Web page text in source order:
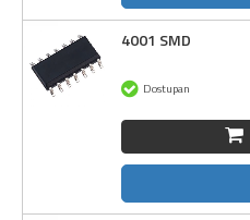
4001 SMD
Dostupan